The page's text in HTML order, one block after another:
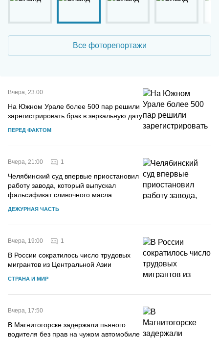
Все фоторепортажи
Вчера, 23:00
На Южном Урале более 500 пар решили
зарегистрировать брак в зеркальную дату
ПЕРЕД ФАКТОМ
Вчера, 21:00 1
Челябинский суд впервые приостановил
работу завода, который выпускал
фальсификат сливочного масла
ДЕЖУРНАЯ ЧАСТЬ
Вчера, 19:00 1
В России сократилось число трудовых
мигрантов из Центральной Азии
СТРАНА И МИР
Вчера, 17:50
В Магнитогорске задержали пьяного
водителя без прав на чужом автомобиле